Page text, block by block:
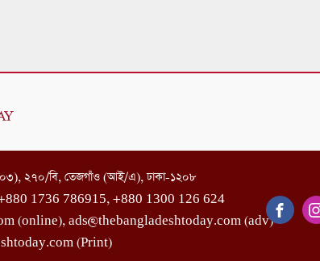
২৭০/বি, তেজগাঁও (আই/এ), ঢাকা-১২০৮
1736 786915, +880 1300 126 624
(online), ads@thebangladeshtoday.com (adv)
(Print)